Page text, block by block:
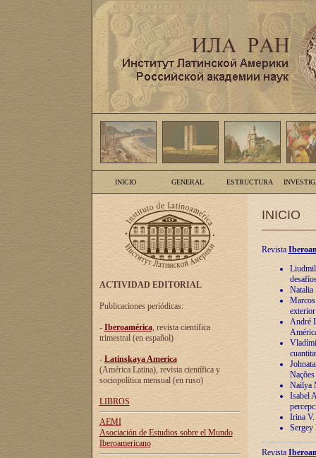
INICIO GENERAL ESTRUCTURA
ACTIVIDAD EDITORIAL
Publicaciones periódicas:
- Iberoamérica, revista científica
trimestral (en español)
- Latinskaya America
(América Latina), revista científica y
sociopolítica mensual (en ruso)
LIBROS
AEMI
Asociación de Estudios sobre el Mundo
Iberoamericano
INICIO
Revista
Natalia
André
Nailya
Isabel
Irina V.
Sergey
Revista